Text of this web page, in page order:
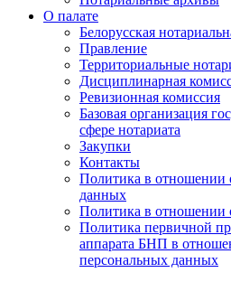
О палате
Белорусская
Правление
Территориальные
Дисциплинарная
Ревизионная комиссия
Базовая организация
сфере нотариата
Закупки
Контакты
Политика в отношении
данных
Политика в отношении
Политика первичной
аппарата БНП в
персональных данных